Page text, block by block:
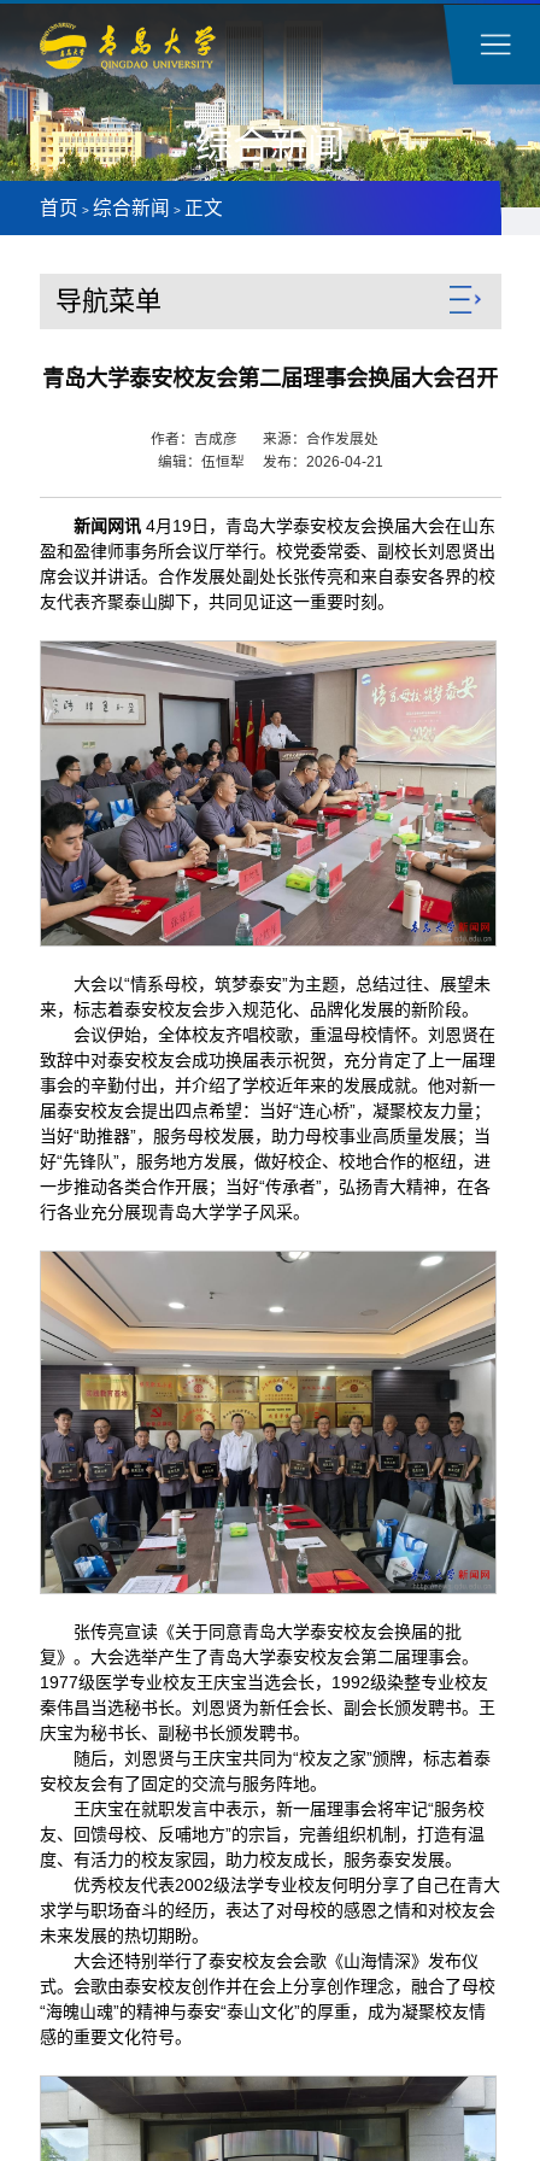
综合新闻
首页 > 综合新闻 > 正文
导航菜单
青岛大学泰安校友会第二届理事会换届大会召开
作者：吉成彦 来源：合作发展处
编辑：伍恒犁 发布：2026-04-21
新闻网讯4月19日，青岛大学泰安校友会换届大会在山东
盈和盈律师事务所会议厅举行。校党委常委、副校长刘恩贤出
席会议并讲话。合作发展处副处长张传亮和来自泰安各界的校
友代表齐聚泰山脚下，共同见证这一重要时刻。
大会以“情系母校，筑梦泰安”为主题，总结过往、展望未
来，标志着泰安校友会步入规范化、品牌化发展的新阶段。
会议伊始，全体校友齐唱校歌，重温母校情怀。刘恩贤在
致辞中对泰安校友会成功换届表示祝贺，充分肯定了上一届理
事会的辛勤付出，并介绍了学校近年来的发展成就。他对新一
届泰安校友会提出四点希望：当好“连心桥”，凝聚校友力量；
当好“助推器”，服务母校发展，助力母校事业高质量发展；当
好“先锋队”，服务地方发展，做好校企、校地合作的枢纽，进
一步推动各类合作开展；当好“传承者”，弘扬青大精神，在各
行各业充分展现青岛大学学子风采。
张传亮宣读《关于同意青岛大学泰安校友会换届的批
复》。大会选举产生了青岛大学泰安校友会第二届理事会。
1977级医学专业校友王庆宝当选会长，1992级染整专业校友
秦伟昌当选秘书长。刘恩贤为新任会长、副会长颁发聘书。王
庆宝为秘书长、副秘书长颁发聘书。
随后，刘恩贤与王庆宝共同为“校友之家”颁牌，标志着泰
安校友会有了固定的交流与服务阵地。
王庆宝在就职发言中表示，新一届理事会将牢记“服务校
友、回馈母校、反哺地方”的宗旨，完善组织机制，打造有温
度、有活力的校友家园，助力校友成长，服务泰安发展。
优秀校友代表2002级法学专业校友何明分享了自己在青大
求学与职场奋斗的经历，表达了对母校的感恩之情和对校友会
未来发展的热切期盼。
大会还特别举行了泰安校友会会歌《山海情深》发布仪
式。会歌由泰安校友创作并在会上分享创作理念，融合了母校
“海魄山魂”的精神与泰安“泰山文化”的厚重，成为凝聚校友情
感的重要文化符号。